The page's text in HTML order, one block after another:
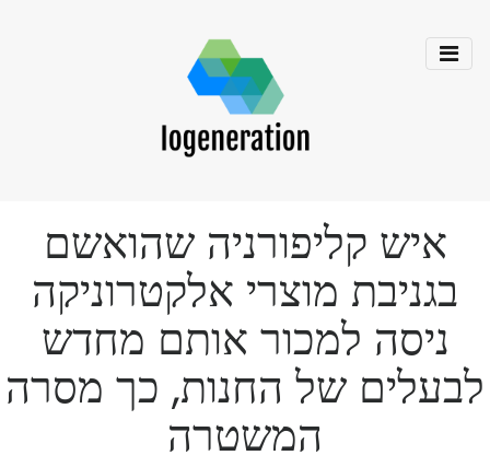
איש קליפורניה שהואשם
בגניבת מוצרי אלקטרוניקה
ניסה למכור אותם מחדש
לבעלים של החנות, כך מסרה
המשטרה